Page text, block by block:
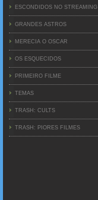
ESCONDIDOS NO STREAMING
GRANDES ASTROS
MERECIA O OSCAR
OS ESQUECIDOS
PRIMEIRO FILME
TEMAS
TRASH: CULTS
TRASH: PIORES FILMES